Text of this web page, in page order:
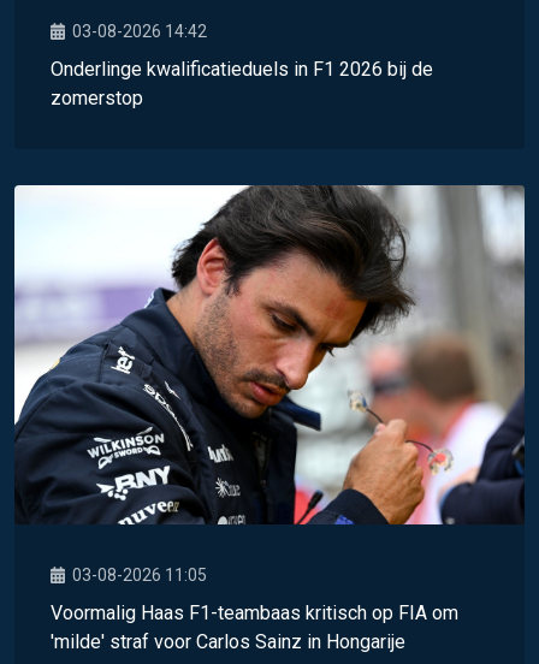
03-08-2026 14:42
Onderlinge kwalificatieduels in F1 2026 bij de
zomerstop
03-08-2026 11:05
Voormalig Haas F1-teambaas kritisch op FIA om
'milde' straf voor Carlos Sainz in Hongarije